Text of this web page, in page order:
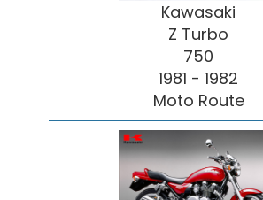
Kawasaki
Z Turbo
750
1981 - 1982
Moto Route